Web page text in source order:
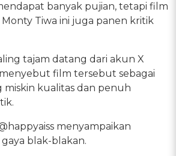
banyak pujian, tetapi film
Tiwa ini juga panen kritik
tajam datang dari akun X
film tersebut sebagai
miskin kualitas dan penuh
menyampaikan
blak-blakan.